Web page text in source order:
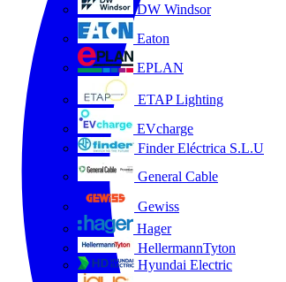
DW Windsor
Eaton
EPLAN
ETAP Lighting
EVcharge
Finder Eléctrica S.L.U
General Cable
Gewiss
Hager
HellermannTyton
Hyundai Electric